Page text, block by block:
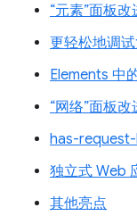
“元素”面板改
更轻松地调
Elements 中
“网络”面板改
has-
独立式 Web
其他亮点